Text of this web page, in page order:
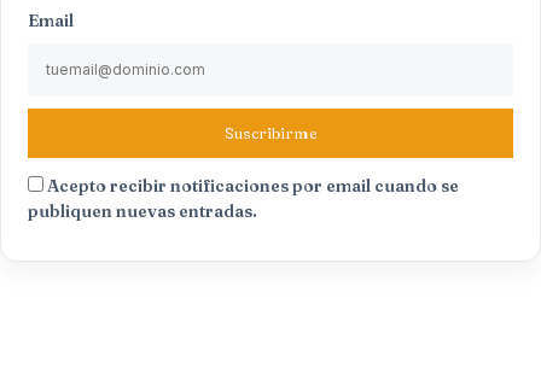
Email
Suscribirme
Acepto recibir notificaciones por email cuando se
publiquen nuevas entradas.